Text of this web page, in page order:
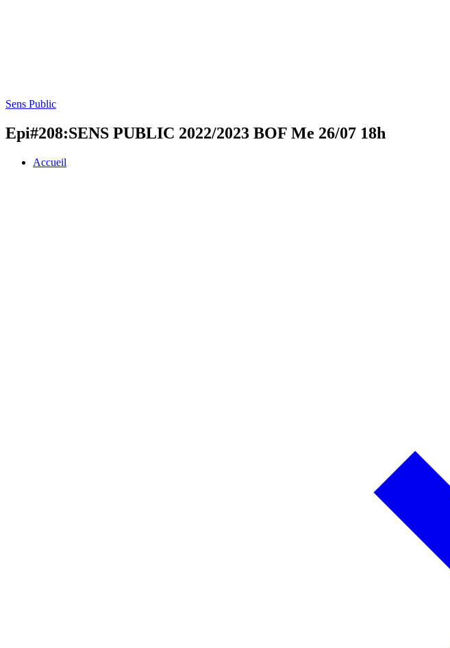
Sens Public
Epi#208:SENS PUBLIC 2022/2023 BOF Me 26/07 18h
Accueil